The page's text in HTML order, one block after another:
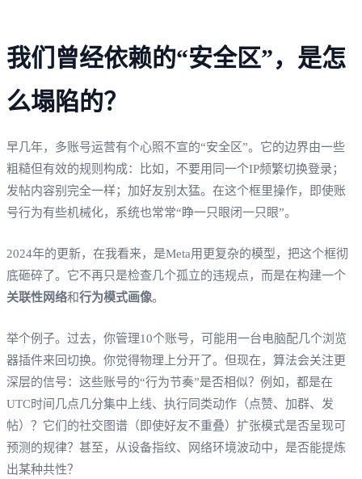
我们曾经依赖的“安全区”，是怎
么塌陷的？
早几年，多账号运营有个心照不宣的“安全区”。它的边界由一些
粗糙但有效的规则构成：比如，不要用同一个IP频繁切换登录；
发帖内容别完全一样；加好友别太猛。在这个框里操作，即使账
号行为有些机械化，系统也常常“睁一只眼闭一只眼”。
2024年的更新，在我看来，是Meta用更复杂的模型，把这个框彻
底砸碎了。它不再只是检查几个孤立的违规点，而是在构建一个
关联性网络和行为模式画像。
举个例子。过去，你管理10个账号，可能用一台电脑配几个浏览
器插件来回切换。你觉得物理上分开了。但现在，算法会关注更
深层的信号：这些账号的“行为节奏”是否相似？例如，都是在
UTC时间几点几分集中上线、执行同类动作（点赞、加群、发
帖）？它们的社交图谱（即使好友不重叠）扩张模式是否呈现可
预测的规律？甚至，从设备指纹、网络环境波动中，是否能提炼
出某种共性？